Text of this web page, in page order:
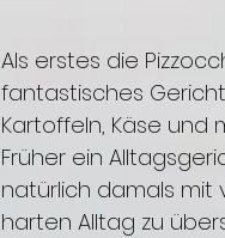
Als erstes die
fantastisches
Kartoffeln, Käse und
Früher ein
natürlich damals mit
harten Alltag zu